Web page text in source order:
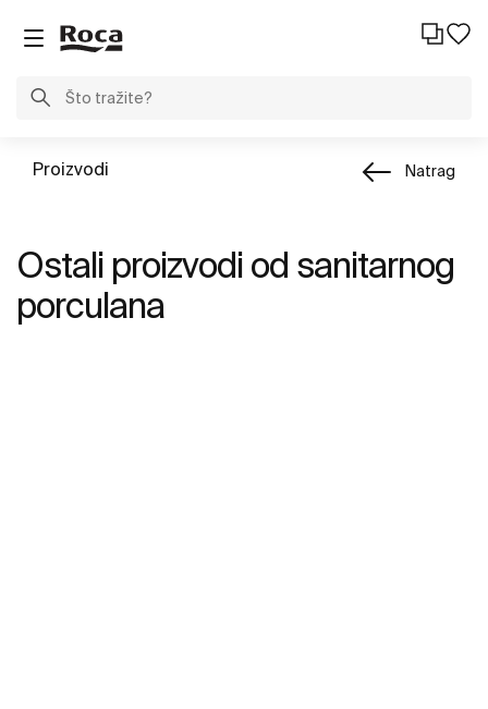
Proizvodi Natrag
Ostali proizvodi od sanitarnog
porculana